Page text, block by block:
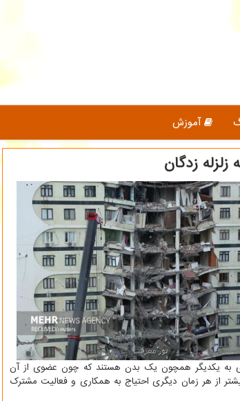
آموزش
زدگان
به یکدیگر همچون یک بدن هستند که چون عضوی از آن
بیخوابی و تب گردد». (بحار الانوار، ج ۵۸، ص ۱۵۰) ما امروز بیشتر از هر زمان دیگری احتیاج به همکاری و فعالیت مشترک